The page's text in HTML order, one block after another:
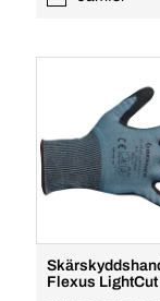
Flexus LightCut